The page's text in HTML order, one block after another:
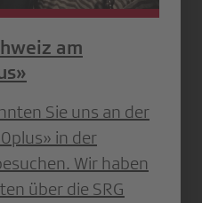
am
Sie uns an der
in der
Wir haben
über die SRG